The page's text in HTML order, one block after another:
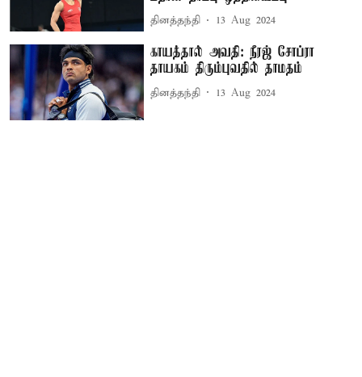
தினத்தந்தி 13 Aug 2024
காயத்தால் அவதி: நீரஜ் சோப்ரா
தாயகம் திரும்புவதில் தாமதம்
தினத்தந்தி 13 Aug 2024